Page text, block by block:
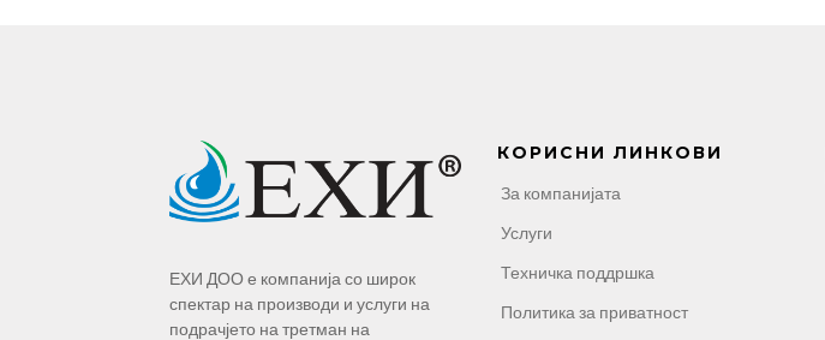
ЕХИ ДОО е компанија со широк
спектар на производи и услуги на
подрачјето на третман на
КОРИСНИ ЛИНКОВИ
За компанијата
Услуги
Техничка поддршка
Политика за приватност